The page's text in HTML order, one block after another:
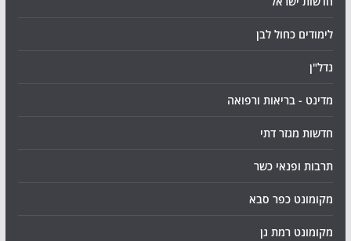
לימודים כחול לבן
נדל"ן
מדינט - בריאות ורפואה
חדשות מגזר דתי
תרבות ופנאי כשר
מקומונט כפר סבא
מקומונט רמת גן